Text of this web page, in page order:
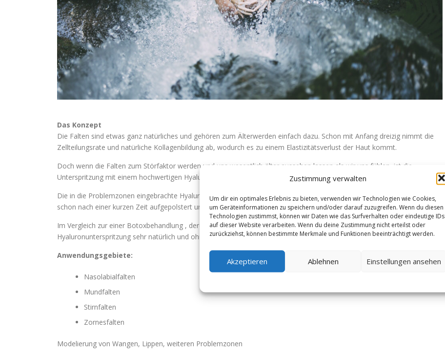
Zustimmung verwalten
Um dir ein optimales Erlebnis zu bieten, verwenden wir Technologien wie Cookies,
um Geräteinformationen zu speichern und/oder darauf zuzugreifen. Wenn du diesen
Technologien zustimmst, können wir Daten wie das Surfverhalten oder eindeutige IDs
auf dieser Website verarbeiten. Wenn du deine Zustimmung nicht erteilst oder
zurückziehst, können bestimmte Merkmale und Funktionen beeinträchtigt werden.
Akzeptieren Ablehnen Einstellungen ansehen
Das Konzept
Die Falten sind etwas ganz natürliches und gehören zum Älterwerden einfach dazu. Schon mit Anfang dreizig nimmt die
Zellteilungsrate und natürliche Kollagenbildung ab, wodurch es zu einem Elastizitätsverlust der Haut kommt.
Doch wenn die Falten zum Störfaktor werden und uns wesentlich älter aussehen lassen als wir uns fühlen, ist die
Unterspritzung mit einem hochwertigen Hyalurongel eine der besten und risikoarmen Hilfsmethoden.
Die in die Problemzonen eingebrachte Hyaluronsäure bindet unter der Haut die Feuchtigkeit. Das lässt die tieferen Falten
schon nach einer kurzen Zeit aufgepolstert und glatt wirken.
Im Vergleich zur einer Botoxbehandlung , deren Ziel es ist bestimmte Muskelpartien zu lähmen, wirkt die
Hyaluronunterspritzung sehr natürlich und ohne gefürchteten Maskeneffekt.
Anwendungsgebiete:
Nasolabialfalten
Mundfalten
Stirnfalten
Zornesfalten
Modelierung von Wangen, Lippen, weiteren Problemzonen